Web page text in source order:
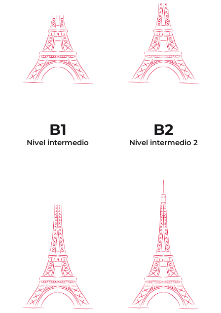
B1
Nivel intermedio
B2
Nivel intermedio 2
La comunicación es
espontánea. Tiene el
vocabulario suficiente para
enfrentar cualquier
situación. Se expresa de
manera construida tanto en
francés escrito como en
francés oral usando
estructuras apropiadas.
exime de cualquier test de
nivel para el ingreso a la
universidad en Francia.
Es capaz de realizar
trabajos académicos de
nivel muy avanzado
(como un resumen a
partir de un documento
audio muy largo). El